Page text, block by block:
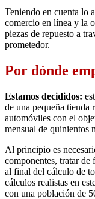
Teniendo en cuenta lo
comercio en línea y la
piezas de repuesto a
prometedor.
Por dónde
Estamos decididos:
de una pequeña tienda
automóviles con el
mensual de quinientos
Al principio es
componentes, tratar
al final del cálculo de
cálculos realistas en
con una población de